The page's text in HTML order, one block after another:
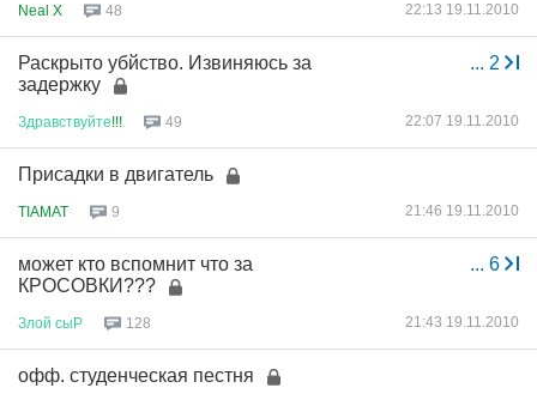
Neal X 48 22:13 19.11.2010
... 2
Раскрыто убйство. Извиняюсь за
задержку
Здравствуйте!!! 49 22:07 19.11.2010
Присадки в двигатель
TIAMAT 9 21:46 19.11.2010
... 6
может кто вспомнит что за
КРОСОВКИ???
Злой сыР 128 21:43 19.11.2010
офф. студенческая пестня